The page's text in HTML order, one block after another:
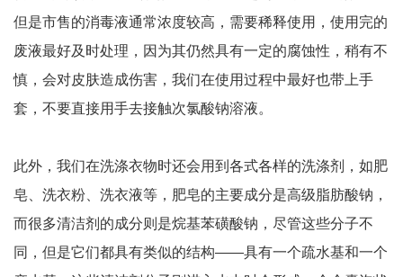
但是市售的消毒液通常浓度较高，需要稀释使用，使用完的
废液最好及时处理，因为其仍然具有一定的腐蚀性，稍有不
慎，会对皮肤造成伤害，我们在使用过程中最好也带上手
套，不要直接用手去接触次氯酸钠溶液。
此外，我们在洗涤衣物时还会用到各式各样的洗涤剂，如肥
皂、洗衣粉、洗衣液等，肥皂的主要成分是高级脂肪酸钠，
而很多清洁剂的成分则是烷基苯磺酸钠，尽管这些分子不
同，但是它们都具有类似的结构——具有一个疏水基和一个